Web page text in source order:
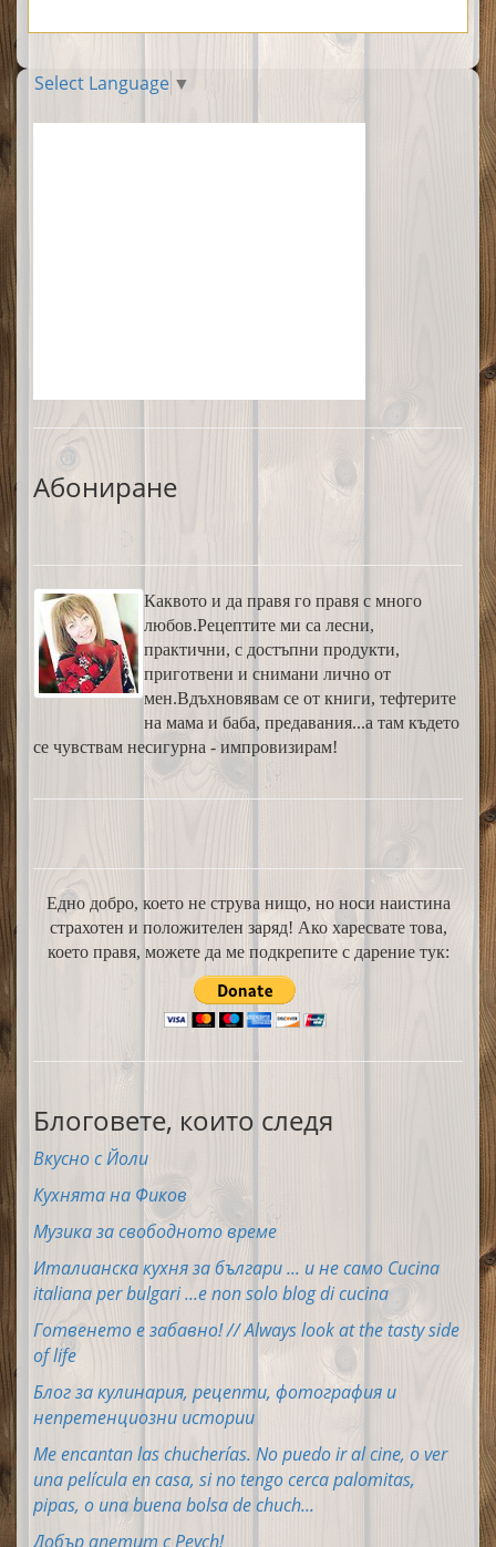
Select Language ▼
Абониране
Каквото и да правя го правя с много
любов.Рецептите ми са лесни,
практични, с достъпни продукти,
приготвени и снимани лично от
мен.Вдъхновявам се от книги, тефтерите
на мама и баба, предавания...а там където
се чувствам несигурна - импровизирам!
Едно добро, което не струва нищо, но носи наистина
страхотен и положителен заряд! Ако харесвате това,
което правя, можете да ме подкрепите с дарение тук:
Блоговете, които следя
Вкусно с Йоли
Кухнята на Фиков
Музика за свободното време
Италианска кухня за българи ... и не само Cucina
italiana per bulgari ...e non solo blog di cucina
Готвенето е забавно! // Always look at the tasty side
of life
Блог за кулинария, рецепти, фотография и
непретенциозни истории
Me encantan las chucherías. No puedo ir al cine, o ver
una película en casa, si no tengo cerca palomitas,
pipas, o una buena bolsa de chuch...
Добър апетит с Peych!